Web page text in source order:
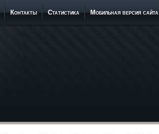
Контакты Статистика Мобильная версия сайта